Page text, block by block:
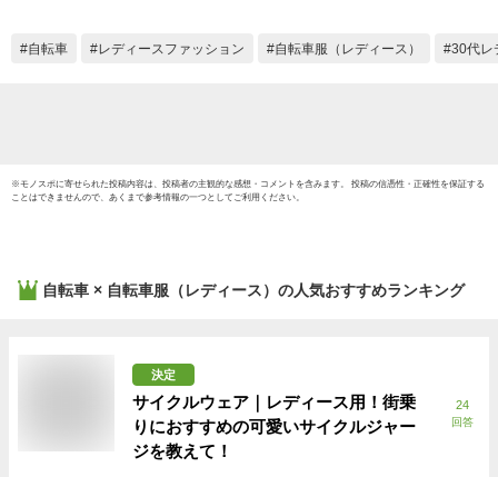
自転車 レディースファッション 自転車服（レディース） 30代レ
※モノスポに寄せられた投稿内容は、投稿者の主観的な感想・コメントを含みます。 投稿の信憑性・正確性を保証する
ことはできませんので、あくまで参考情報の一つとしてご利用ください。
自転車 × 自転車服（レディース） の人気おすすめランキング
決定
サイクルウェア｜レディース用！街乗
りにおすすめの可愛いサイクルジャー
ジを教えて！
24
回答